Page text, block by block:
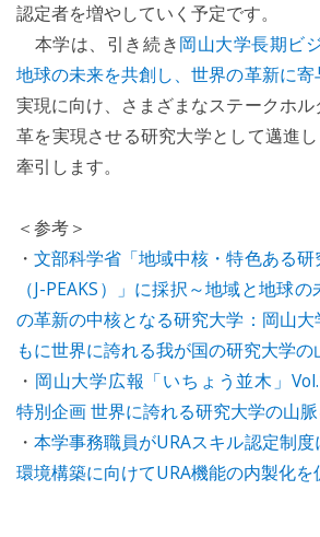
認定者を増やしていく予定です。
本学は、引き続き岡山大学長期ビ
地球の未来を共創し、世界の革新に寄
実現に向け、さまざまなステークホ
革を実現させる研究大学として邁進し
牽引します。
＜参考＞
・文部科学省「地域中核・特色ある
（J-PEAKS）」に採択～地域と地球
の革新の中核となる研究大学：岡山大
もに世界に誇れる我が国の研究大学の
・ 岡山大学広報「いちょう並木」
特別企画 世界に誇れる研究大学の山脈
・本学事務職員がURAスキル認定制
環境構築に向けてURA機能の内製化を